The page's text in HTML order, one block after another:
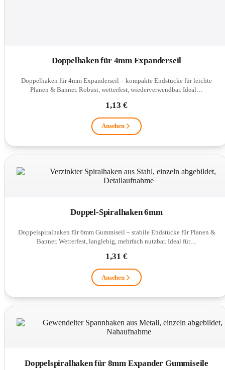
Doppelhaken für 4mm Expanderseil
Doppelhaken für 4mm Expanderseil – kompakte Endstücke für leichte
Planen & Banner. Robust, wetterfest, wiederverwendbar. Ideal…
1,13 €
Ansehen
Doppel-Spiralhaken 6mm
Doppelspiralhaken für 6mm Gummiseil – stabile Endstücke für Planen &
Banner. Wetterfest, langlebig, mehrfach nutzbar. Ideal für…
1,31 €
Ansehen
Doppelspiralhaken für 8mm Expander Gummiseile